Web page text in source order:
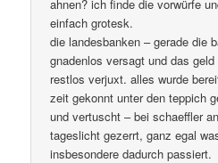
ahnen? ich finde die vorwürfe
einfach grotesk.
die landesbanken – gerade die
gnadenlos versagt und das
restlos verjuxt. alles wurde
zeit gekonnt unter den teppich
und vertuscht – bei schaeffler
tageslicht gezerrt, ganz egal
insbesondere dadurch passiert.